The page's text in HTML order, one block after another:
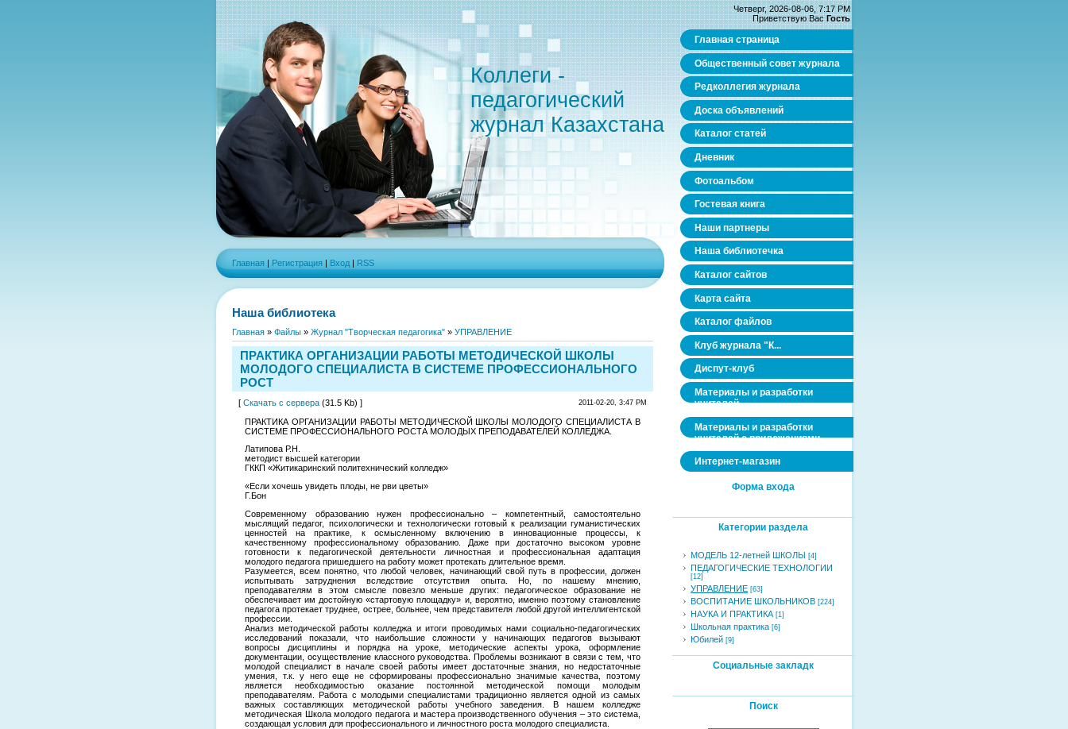
Коллеги -
педагогический
журнал Казахстана
Главная | Регистрация | Вход | RSS
Наша библиотека
Главная » Файлы » Журнал "Творческая педагогика" » УПРАВЛЕНИЕ
ПРАКТИКА ОРГАНИЗАЦИИ РАБОТЫ МЕТОДИЧЕСКОЙ ШКОЛЫ
МОЛОДОГО СПЕЦИАЛИСТА В СИСТЕМЕ ПРОФЕССИОНАЛЬНОГО
РОСТ
[ Скачать с сервера (31.5 Kb) ] 2011-02-20, 3:47 PM
ПРАКТИКА ОРГАНИЗАЦИИ РАБОТЫ МЕТОДИЧЕСКОЙ ШКОЛЫ МОЛОДОГО СПЕЦИАЛИСТА В
СИСТЕМЕ ПРОФЕССИОНАЛЬНОГО РОСТА МОЛОДЫХ ПРЕПОДАВАТЕЛЕЙ КОЛЛЕДЖА.
Латипова Р.Н.
методист высшей категории
ГККП «Житикаринский политехнический колледж»
«Если хочешь увидеть плоды, не рви цветы»
Г.Бон
Современному образованию нужен профессионально – компетентный, самостоятельно
мыслящий педагог, психологически и технологически готовый к реализации гуманистических
ценностей на практике, к осмысленному включению в инновационные процессы, к
качественному профессиональному образованию. Даже при достаточно высоком уровне
готовности к педагогической деятельности личностная и профессиональная адаптация
молодого педагога пришедшего на работу может протекать длительное время.
Разумеется, всем понятно, что любой человек, начинающий свой путь в профессии, должен
испытывать затруднения вследствие отсутствия опыта. Но, по нашему мнению,
преподавателям в этом смысле повезло меньше других: педагогическое образование не
обеспечивает им достойную «стартовую площадку» и, вероятно, именно поэтому становление
педагога протекает труднее, острее, больнее, чем представителя любой другой интеллигентской
профессии.
Анализ методической работы колледжа и итоги проводимых нами социально-педагогических
исследований показали, что наибольшие сложности у начинающих педагогов вызывают
вопросы дисциплины и порядка на уроке, методические аспекты урока, оформление
документации, осуществление классного руководства. Проблемы возникают в связи с тем, что
молодой специалист в начале своей работы имеет достаточные знания, но недостаточные
умения, т.к. у него еще не сформированы профессионально значимые качества, поэтому
является необходимостью оказание постоянной методической помощи молодым
преподавателям. Работа с молодыми специалистами традиционно является одной из самых
важных составляющих методической работы учебного заведения. В нашем колледже
методическая Школа молодого педагога и мастера производственного обучения – это система,
создающая условия для профессионального и личностного роста молодого специалиста.
Четверг, 2026-08-06, 7:17 PM
Приветствую Вас Гость
Главная страница
Общественный совет журнала
Редколлегия журнала
Доска объявлений
Каталог статей
Дневник
Фотоальбом
Гостевая книга
Наши партнеры
Наша библиотечка
Каталог сайтов
Карта сайта
Каталог файлов
Клуб журнала "К...
Диспут-клуб
Материалы и разработки
учителей
Материалы и разработки
учителей с приложениями
Интернет-магазин
Форма входа
Категории раздела
МОДЕЛЬ 12-летней ШКОЛЫ [4]
ПЕДАГОГИЧЕСКИЕ ТЕХНОЛОГИИ
[12]
УПРАВЛЕНИЕ [63]
ВОСПИТАНИЕ ШКОЛЬНИКОВ [224]
НАУКА И ПРАКТИКА [1]
Школьная практика [6]
Юбилей [9]
Социальные закладк
Поиск